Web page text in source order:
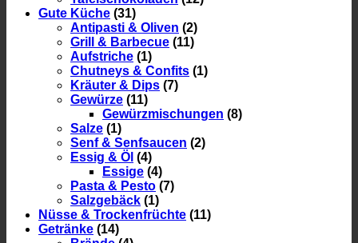
Gute Küche (31)
Antipasti & Oliven (2)
Grill & Barbecue (11)
Aufstriche (1)
Chutneys & Confits (1)
Kräuter & Dips (7)
Gewürze (11)
Gewürzmischungen (8)
Salze (1)
Senf & Senfsaucen (2)
Essig & Öl (4)
Essige (4)
Pasta & Pesto (7)
Salzgebäck (1)
Nüsse & Trockenfrüchte (11)
Getränke (14)